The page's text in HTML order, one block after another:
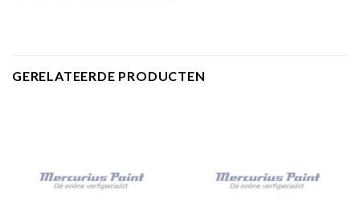
GERELATEERDE PRODUCTEN